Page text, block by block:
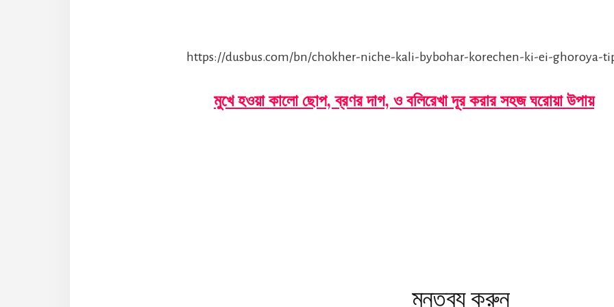
https://dusbus.com/bn/chokher-niche-kali-bybohar-korechen-ki-ei-ghoroya-
মুখে হওয়া কালো ছোপ, ব্রণর দাগ, ও বলিরেখা দূর করার সহজ ঘরোয়া উপায়
মন্তব্য করুন